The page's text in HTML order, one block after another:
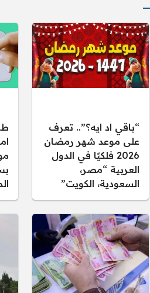
“باقي اد ايه؟”.. تعرف
على موعد شهر رمضان
2026 فلكيًا في الدول
العربية “مصر،
السعودية، الكويت”